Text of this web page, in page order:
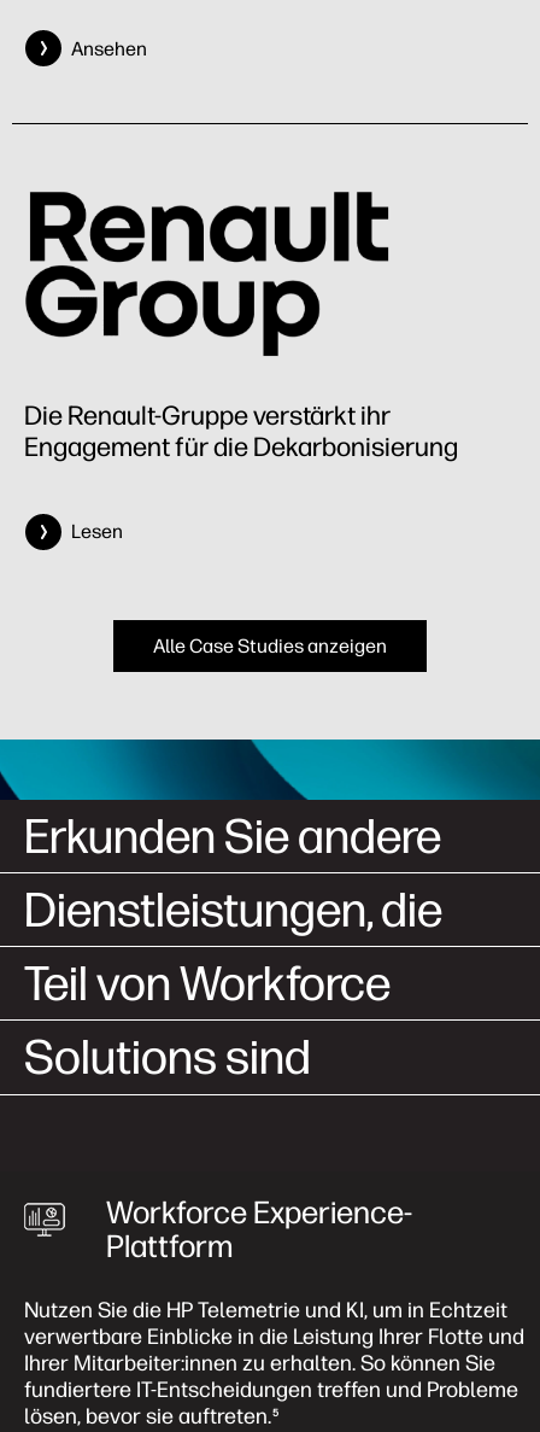
Ansehen
Die Renault-Gruppe verstärkt ihr
Engagement für die Dekarbonisierung
Lesen
Alle Case Studies anzeigen
Erkunden Sie andere
Dienstleistungen, die
Teil von Workforce
Solutions sind
Workforce Experience-
Plattform
Nutzen Sie die HP Telemetrie und KI, um in Echtzeit
verwertbare Einblicke in die Leistung Ihrer Flotte und
Ihrer Mitarbeiter:innen zu erhalten. So können Sie
fundiertere IT-Entscheidungen treffen und Probleme
lösen, bevor sie auftreten.5